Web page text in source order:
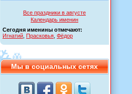
Все праздники в августе
Календарь именин
Сегодня именины отмечают:
Игнатий Прасковья Фёдор
Мы в социальных сетях